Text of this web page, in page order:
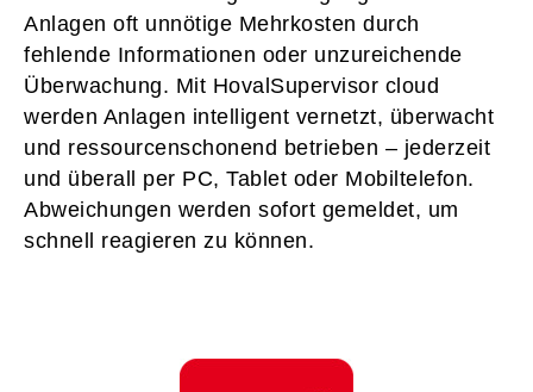
Anlagen oft unnötige Mehrkosten durch
fehlende Informationen oder unzureichende
Überwachung. Mit HovalSupervisor cloud
werden Anlagen intelligent vernetzt, überwacht
und ressourcenschonend betrieben – jederzeit
und überall per PC, Tablet oder Mobiltelefon.
Abweichungen werden sofort gemeldet, um
schnell reagieren zu können.